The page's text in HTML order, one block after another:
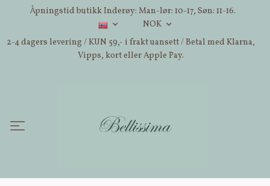
Åpningstid butikk Inderøy: Man-lør: 10-17, Søn: 11-16.
NOK
2-4 dagers levering / KUN 59,- i frakt uansett / Betal med Klarna,
Vipps, kort eller Apple Pay.